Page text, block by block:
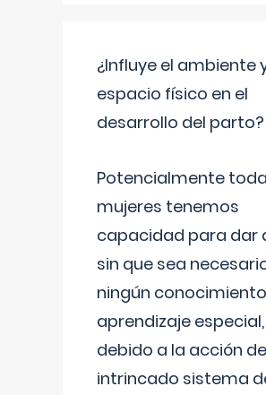
¿Influye el ambiente
espacio físico en el
desarrollo del parto?
Potencialmente
mujeres tenemos
capacidad para dar
sin que sea
ningún
aprendizaje especial,
debido a la acción
intrincado sistema